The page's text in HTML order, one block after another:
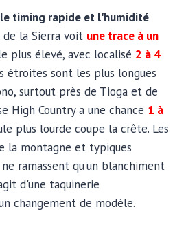
timing rapide et l'humidité
la Sierra voit une trace à un
plus élevé, avec localisé 2 à 4
étroites sont les plus longues
surtout près de Tioga et de
High Country a une chance 1 à
plus lourde coupe la crête. Les
la montagne et typiques
ramassent qu'un blanchiment
d'une taquinerie
changement de modèle.